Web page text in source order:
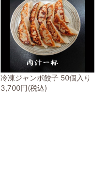
冷凍ジャンボ餃子 50個入り
3,700円(税込)